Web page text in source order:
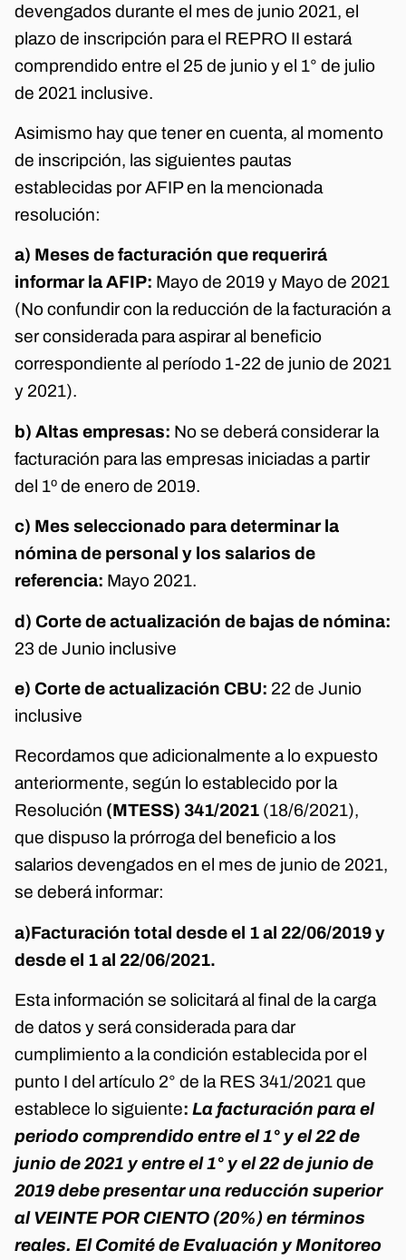
devengados durante el mes de junio 2021, el
plazo de inscripción para el REPRO II estará
comprendido entre el 25 de junio y el 1° de julio
de 2021 inclusive.
Asimismo hay que tener en cuenta, al momento
de inscripción, las siguientes pautas
establecidas por AFIP en la mencionada
resolución:
a) Meses de facturación que requerirá
informar la AFIP: Mayo de 2019 y Mayo de 2021
(No confundir con la reducción de la facturación a
ser considerada para aspirar al beneficio
correspondiente al período 1-22 de junio de 2021
y 2021).
b) Altas empresas: No se deberá considerar la
facturación para las empresas iniciadas a partir
del 1º de enero de 2019.
c) Mes seleccionado para determinar la
nómina de personal y los salarios de
referencia: Mayo 2021.
d) Corte de actualización de bajas de nómina:
23 de Junio inclusive
e) Corte de actualización CBU: 22 de Junio
inclusive
Recordamos que adicionalmente a lo expuesto
anteriormente, según lo establecido por la
Resolución (MTESS) 341/2021 (18/6/2021),
que dispuso la prórroga del beneficio a los
salarios devengados en el mes de junio de 2021,
se deberá informar:
a)Facturación total desde el 1 al 22/06/2019 y
desde el 1 al 22/06/2021.
Esta información se solicitará al final de la carga
de datos y será considerada para dar
cumplimiento a la condición establecida por el
punto I del artículo 2° de la RES 341/2021 que
establece lo siguiente: La facturación para el
periodo comprendido entre el 1° y el 22 de
junio de 2021 y entre el 1° y el 22 de junio de
2019 debe presentar una reducción superior
al VEINTE POR CIENTO (20%) en términos
reales. El Comité de Evaluación y Monitoreo